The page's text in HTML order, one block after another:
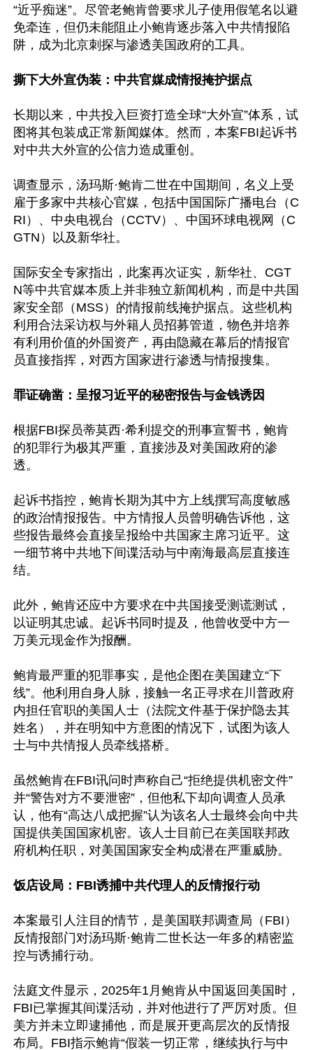
“近乎痴迷”。尽管老鲍肯曾要求儿子使用假笔名以避
免牵连，但仍未能阻止小鲍肯逐步落入中共情报陷
阱，成为北京刺探与渗透美国政府的工具。
撕下大外宣伪装：中共官媒成情报掩护据点
长期以来，中共投入巨资打造全球“大外宣”体系，试
图将其包装成正常新闻媒体。然而，本案FBI起诉书
对中共大外宣的公信力造成重创。
调查显示，汤玛斯·鲍肯二世在中国期间，名义上受
雇于多家中共核心官媒，包括中国国际广播电台（C
RI）、中央电视台（CCTV）、中国环球电视网（C
GTN）以及新华社。
国际安全专家指出，此案再次证实，新华社、CGT
N等中共官媒本质上并非独立新闻机构，而是中共国
家安全部（MSS）的情报前线掩护据点。这些机构
利用合法采访权与外籍人员招募管道，物色并培养
有利用价值的外国资产，再由隐藏在幕后的情报官
员直接指挥，对西方国家进行渗透与情报搜集。
罪证确凿：呈报习近平的秘密报告与金钱诱因
根据FBI探员蒂莫西·希利提交的刑事宣誓书，鲍肯
的犯罪行为极其严重，直接涉及对美国政府的渗
透。
起诉书指控，鲍肯长期为其中方上线撰写高度敏感
的政治情报报告。中方情报人员曾明确告诉他，这
些报告最终会直接呈报给中共国家主席习近平。这
一细节将中共地下间谍活动与中南海最高层直接连
结。
此外，鲍肯还应中方要求在中共国接受测谎测试，
以证明其忠诚。起诉书同时提及，他曾收受中方一
万美元现金作为报酬。
鲍肯最严重的犯罪事实，是他企图在美国建立“下
线”。他利用自身人脉，接触一名正寻求在川普政府
内担任官职的美国人士（法院文件基于保护隐去其
姓名），并在明知中方意图的情况下，试图为该人
士与中共情报人员牵线搭桥。
虽然鲍肯在FBI讯问时声称自己“拒绝提供机密文件”
并“警告对方不要泄密”，但他私下却向调查人员承
认，他有“高达八成把握”认为该名人士最终会向中共
国提供美国国家机密。该人士目前已在美国联邦政
府机构任职，对美国国家安全构成潜在严重威胁。
饭店设局：FBI诱捕中共代理人的反情报行动
本案最引人注目的情节，是美国联邦调查局（FBI）
反情报部门对汤玛斯·鲍肯二世长达一年多的精密监
控与诱捕行动。
法庭文件显示，2025年1月鲍肯从中国返回美国时，
FBI已掌握其间谍活动，并对他进行了严厉对质。但
美方并未立即逮捕他，而是展开更高层次的反情报
布局。FBI指示鲍肯“假装一切正常，继续执行与中